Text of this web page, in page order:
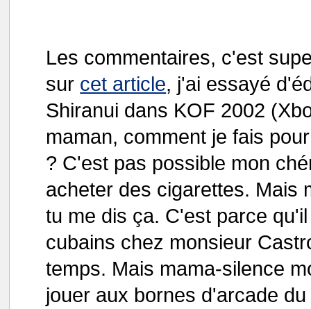
Les commentaires, c'est
sur cet article, j'ai essayé
Shiranui dans KOF 2002
maman, comment je fais
? C'est pas possible mon
acheter des cigarettes. Mais
tu me dis ça. C'est parce
cubains chez monsieur
temps. Mais mama-silence
jouer aux bornes d'arcade